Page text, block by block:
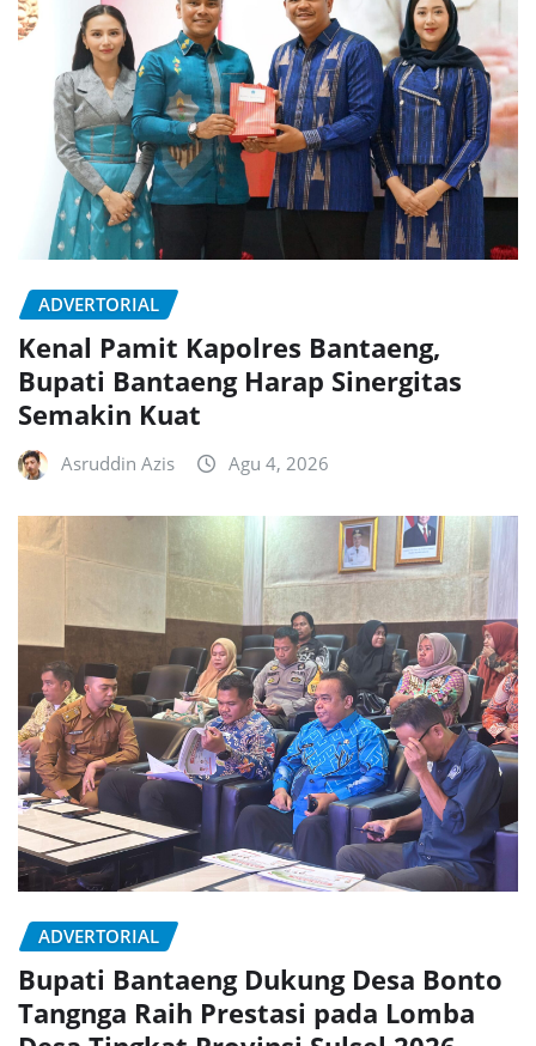
ADVERTORIAL
Kenal Pamit Kapolres Bantaeng,
Bupati Bantaeng Harap Sinergitas
Semakin Kuat
Asruddin Azis Agu 4, 2026
ADVERTORIAL
Bupati Bantaeng Dukung Desa Bonto
Tangnga Raih Prestasi pada Lomba